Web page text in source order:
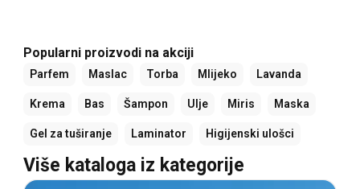
Popularni proizvodi na akciji
Parfem Maslac Torba Mlijeko Lavanda
Krema Bas Šampon Ulje Miris Maska
Gel za tuširanje Laminator Higijenski ulošci
Više kataloga iz kategorije